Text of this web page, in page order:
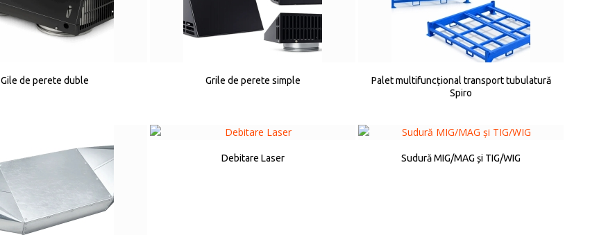
Gile de perete duble Grile de perete simple
Palet multifuncțional transport tubulatură
Spiro
Debitare Laser Sudură MIG/MAG și TIG/WIG